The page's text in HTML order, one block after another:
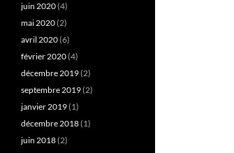
juin 2020(4)
mai 2020(2)
avril 2020(6)
février 2020(4)
décembre 2019(2)
septembre 2019(2)
janvier 2019(1)
décembre 2018(1)
juin 2018(2)